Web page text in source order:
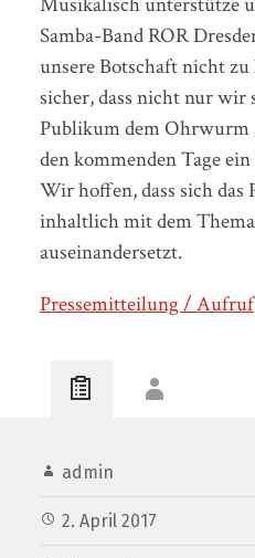
Samba-Band ROR
unsere Botschaft nicht
sicher, dass nicht nur wir
Publikum dem Ohrwurm
den kommenden Tage
Wir hoffen, dass sich
inhaltlich mit dem
auseinandersetzt.
Pressemitteilung / Aufruf
admin
2. April 2017